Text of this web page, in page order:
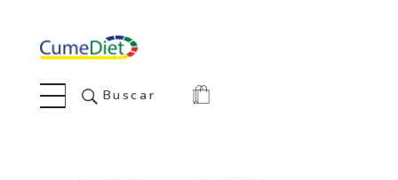
Buscar